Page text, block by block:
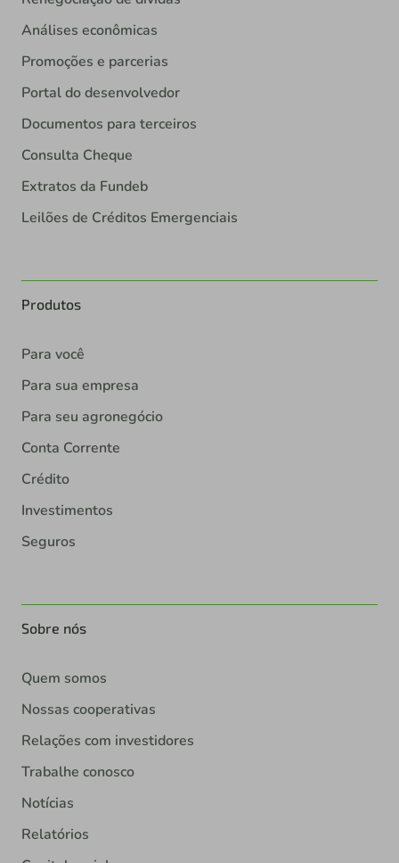
Análises econômicas
Promoções e parcerias
Portal do desenvolvedor
Documentos para terceiros
Consulta Cheque
Extratos da Fundeb
Leilões de Créditos Emergenciais
Produtos
Para você
Para sua empresa
Para seu agronegócio
Conta Corrente
Crédito
Investimentos
Seguros
Sobre nós
Quem somos
Nossas cooperativas
Relações com investidores
Trabalhe conosco
Notícias
Relatórios